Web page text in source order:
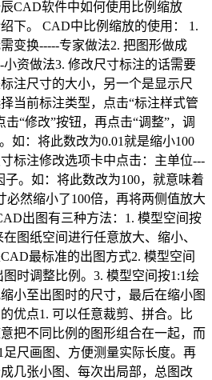
CAD软件中如何使用比例缩放
下。 CAD中比例缩放的使用： 1.
变换-----专家做法2. 把图形做成
资做法3. 修改尺寸标注的话需要
注尺寸的大小，另一个是显示尺
当前标注类型，点击“标注样式管
“修改”按钮，再点击“调整”，调
如：将此数改为0.01就是缩小100
标注修改选项卡中点击：主单位---
。如：将此数改为100，就意味着
必然缩小了100倍，再将两侧值放大
出图有三种方法：1. 模型空间按
图纸空间进行任意放大、缩小、
最标准的出图方式2. 模型空间
时调整比例。3. 模型空间按1:1绘
小至出图时的尺寸，最后在缩小图
优点1. 可以任意裁剪、拼合。比
把不同比例的图形组合在一起，而
尺画图、方便测量实际长度。再
几张小图、每次出局部，总图改